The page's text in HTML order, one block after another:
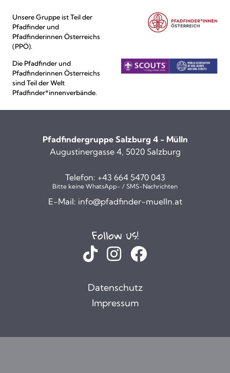
Unsere Gruppe ist Teil der
Pfadfinder und
Pfadfinderinnen Österreichs
(PPÖ).
Die Pfadfinder und
Pfadfinderinnen Österreichs
sind Teil der Welt
Pfadfinder*innenverbände.
Pfadfindergruppe Salzburg 4 - Mülln
Augustinergasse 4, 5020 Salzburg
Telefon: +43 664 5470 043
Bitte keine WhatsApp- / SMS-Nachrichten
E-Mail: info@pfadfinder-muelln.at
Follow us!
Datenschutz
Impressum